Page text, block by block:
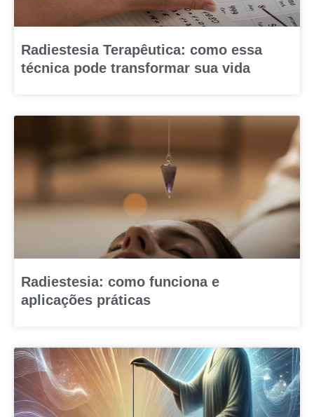
Radiestesia Terapêutica: como essa
técnica pode transformar sua vida
Radiestesia: como funciona e
aplicações práticas